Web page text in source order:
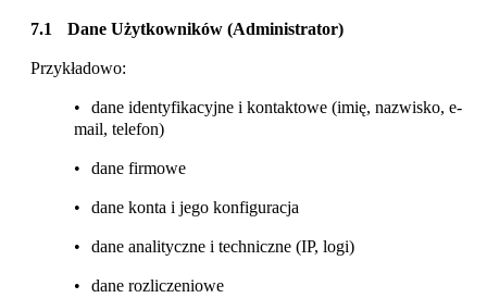
Dane Użytkowników (Administrator)
Przykładowo:
dane identyfikacyjne i kontaktowe (imię, nazwisko, e-
mail, telefon)
dane firmowe
dane konta i jego konfiguracja
dane analityczne i techniczne (IP, logi)
dane rozliczeniowe